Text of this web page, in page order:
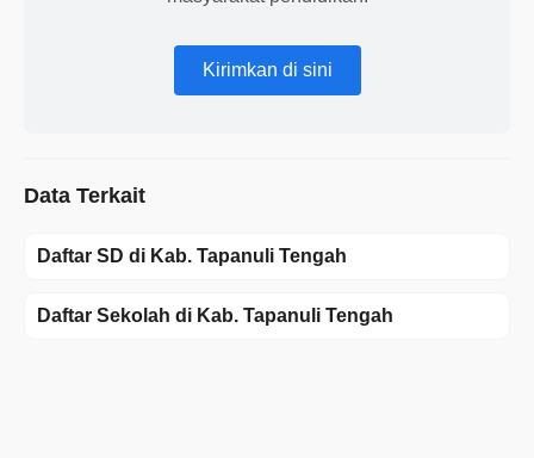
Kirimkan di sini
Data Terkait
Daftar SD di Kab. Tapanuli Tengah
Daftar Sekolah di Kab. Tapanuli Tengah